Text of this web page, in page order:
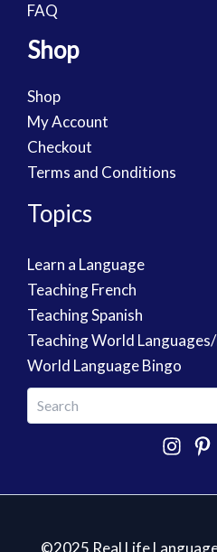
FAQ
Shop
Shop
My Account
Checkout
Terms and Conditions
Topics
Learn a Language
Teaching French
Teaching Spanish
Teaching World Languages/
World Language Bingo
©2025 Real Life